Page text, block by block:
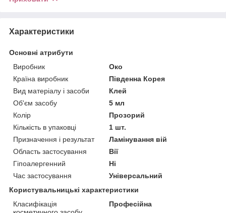
Характеристики
Основні атрибути
Виробник
Око
Країна виробник
Південна Корея
Вид матеріалу і засоби
Клей
Об'єм засобу
5 мл
Колір
Прозорий
Кількість в упаковці
1 шт.
Призначення і результат
Ламінування вій
Область застосування
Вії
Гіпоалергенний
Ні
Час застосування
Універсальний
Користувальницькі характеристики
Класифікація
Професійна